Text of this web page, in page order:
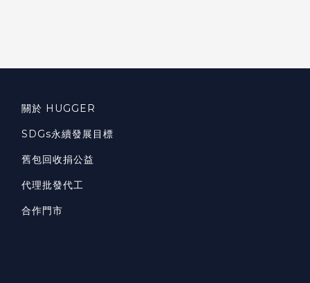
關於 HUGGER
SDGs永續發展目標
舊包回收捐公益
代理批發代工
合作門市